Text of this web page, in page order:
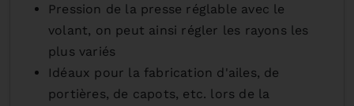
Pression de la presse réglable avec le
volant, on peut ainsi régler les rayons les
plus variés
Idéaux pour la fabrication d'ailes, de
portières, de capots, etc. lors de la